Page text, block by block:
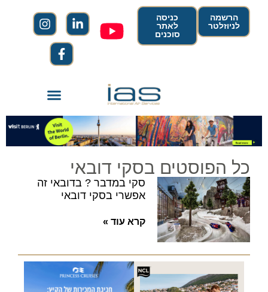
הרשמה
לניוזלטר
כניסה
לאתר
סוכנים
כל הפוסטים בסקי דובאי
סקי במדבר ? בדובאי זה
אפשרי בסקי דובאי
קרא עוד »